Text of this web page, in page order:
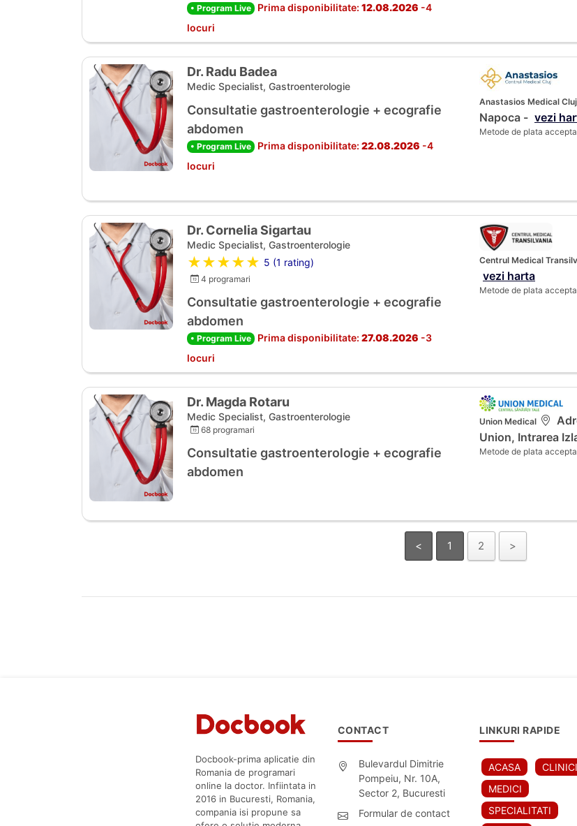
• Program Live Prima disponibilitate: 12.08.2026 -4
locuri
Dr. Radu Badea
Medic Specialist, Gastroenterologie
Consultatie gastroenterologie + ecografie
abdomen
• Program Live Prima disponibilitate: 22.08.2026 -4
locuri
Anastasios Medical Cluj
Napoca - vezi
Metode de plata
Dr. Cornelia Sigartau
Medic Specialist, Gastroenterologie
★★★★★ 5 (1 rating)
4 programari
Consultatie gastroenterologie + ecografie
abdomen
• Program Live Prima disponibilitate: 27.08.2026 -3
locuri
Centrul Medical
vezi harta
Metode de plata
Dr. Magda Rotaru
Medic Specialist, Gastroenterologie
68 programari
Consultatie gastroenterologie + ecografie
abdomen
Union Medical
Union, Intrarea
Metode de plata
< 1 2 >
Docbook-prima aplicatie din
Romania de programari
online la doctor. Infiintata in
2016 in Bucuresti, Romania,
compania isi propune sa
CONTACT
Bulevardul Dimitrie
Pompeiu, Nr. 10A,
Sector 2, Bucuresti
Formular de contact
LINKURI RAPIDE
ACASA
CLINICI
MEDICI
SPECIALITATI